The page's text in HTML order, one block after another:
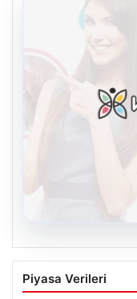
Kelebek
İletişimin
Piyasa Verileri